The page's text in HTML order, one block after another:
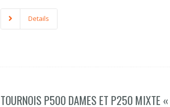
Details
TOURNOIS P500 DAMES ET P250 MIXTE «